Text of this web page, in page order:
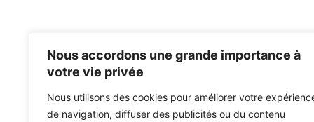
Nous accordons une grande importance à
votre vie privée
Nous utilisons des cookies pour améliorer votre
de navigation, diffuser des publicités ou du contenu